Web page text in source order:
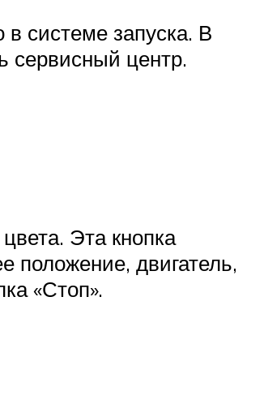
системе запуска. В
сервисный центр.
Эта кнопка
положение, двигатель,
«Стоп».